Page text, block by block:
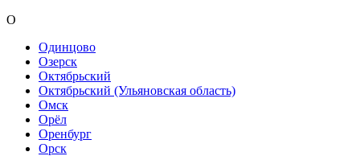
О
Одинцово
Озерск
Октябрьский
Октябрьский (Ульяновская область)
Омск
Орёл
Оренбург
Орск